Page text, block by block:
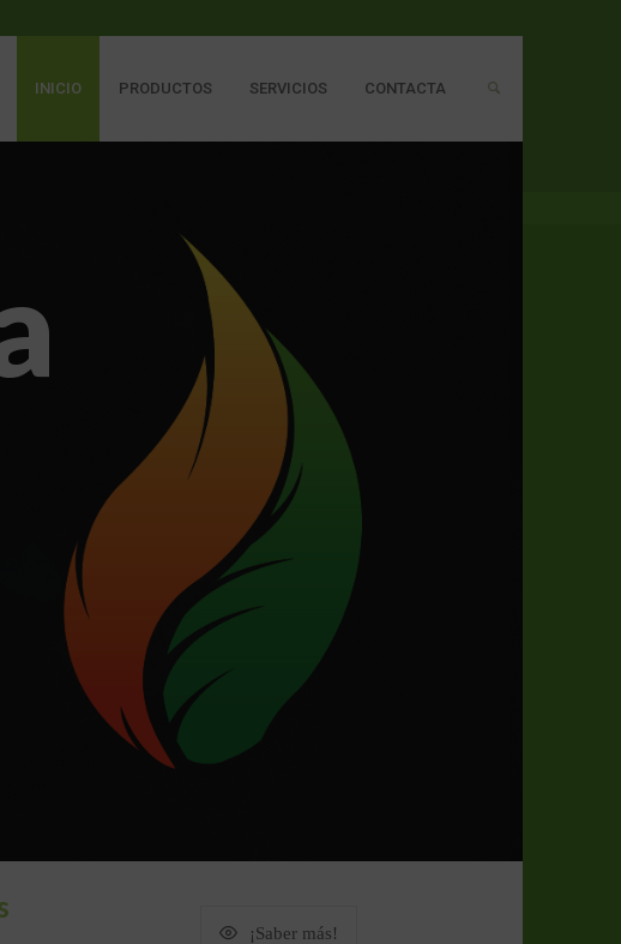
INICIO PRODUCTOS SERVICIOS CONTACTA
¡Saber más!